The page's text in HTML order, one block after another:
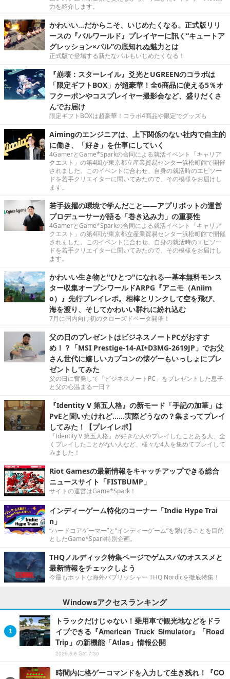
力を紹介します。
かわいい…だからこそ、いじめたくなる。正式版リリ
ースの『パルワールド』プレイヤーに訊く“キュートア
グレッション×パル”の底知れぬ魅力とは
正式版で登場する新たなパルもいじめたくなる！
『崩壊：スターレイル』爻光とUGREENのコラボは
「限定ギフトBOX」が超豪華！全6商品に使える5％オ
フクーポンやコスプレイヤー撮影会など、盛りだくさ
んでお届け
限定ギフトBOXは超豪華！コラボ4商品や限定でグッズも
Aimingのエンジニアは、上下関係のない社内で自主的
に働き、「好き」を仕事にしていく
4GamerとGame*Sparkの合同による就活イベント「キャリア
クエスト」の第4回が東京都立産業貿易センター浜松町館で開催
されました。このイベントに合わせ、自身の就活時のエピソー
ドを若手クリエイターに聞いてみたので、その模様をお届けし
ます。
若手抜擢の環境で学んだこと――アプリボットの運営
プロデューサーが語る「巻き込み力」の重要性
4GamerとGame*Sparkの合同による就活イベント「キャリア
クエスト」の第4回が東京都立産業貿易センター浜松町館で開催
されました。このイベントに合わせ、自身の就活時のエピソー
ドを若手クリエイターに聞いてみたので、その模様をお届けし
ます。
かわいい生き物と"ひとつ"になれる―基本無料モンス
ター収集オープンワールドARPG『アニモ（Aniim
o）』先行プレイレポ。相棒とリンクして空を飛び、
海を渡り、そしてかわいい群れに紛れ込む
7月に国内向け初のクローズドベータ開催！
父の日のプレゼントはビジネスノートPCがおすす
め！？「MSI Prestige-14-AI+D3MG-2619JP」でお父
さん世代に嬉しいカプコンの懐ゲーもいっしょにプレ
ゼントしてみた
父の日に奮発して「ビジネスノートPC」をプレゼントした息子
と父の心温まる一日？
『Identity V 第五人格』の新モード「手記の加筆」は
PvEと聞いたけれど……実際どうなの？集まってプレイ
してみた！【プレイレポ】
『Identity V 第五人格』が好きな人やプレイしたことある人、全
くプレイしたことがない人など、様々な4人を集めてプレイして
みました！
Riot Gamesの最新情報をキャッチアップできる総合
ニュースサイト「FISTBUMP」
サイトの運営はGame*Spark！
インディーゲーム特化のコーナー「Indie Hype Trai
n」
“ハードコアゲーマー”と“インディーゲーム”を繋げることを目的
としたGame*Spark特別企画。
THQノルディック特集ページでゲムスパのオススメと
最新情報をチェックしよう
今最もホットな海外パブリッシャー THQ Nordicを徹底特集！
Windowsアクセスランキング
トラックだけじゃない！乗用車で観光地などをドラ
イブできる『American Truck Simulator』「Road
Trip」の新機能「Atlas」情報公開
2026.8.8 Sat 7:30
時間内に格ゲーコマンドを入力して生き残れ！『CO